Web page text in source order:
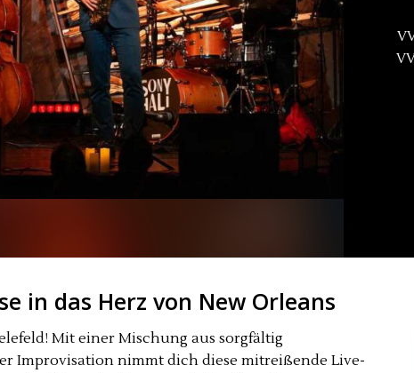
in das Herz von New Orleans
Mit einer Mischung aus sorgfältig
Improvisation nimmt dich diese mitreißende Live-